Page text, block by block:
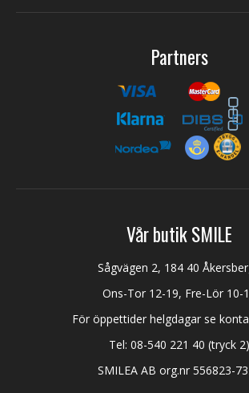
Partners
Vår butik SMILE
Sågvägen 2, 184 40
Ons-Tor 12-19, Fre-Lör 10-
För öppettider helgdagar se
Tel: 08-540 221 40 (tryck 2)
SMILEA AB org.nr 556823-